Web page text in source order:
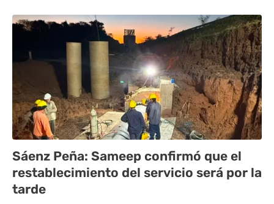
Sáenz Peña: Sameep confirmó que el
restablecimiento del servicio será por la
tarde